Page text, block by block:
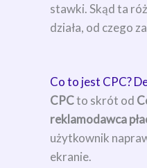
stawki. Skąd ta
działa, od czego
Co to jest CPC?
CPCto skrót od
reklamodawca
użytkownik
ekranie.